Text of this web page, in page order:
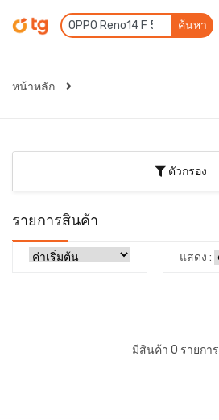
ค้นหา
หน้าหลัก
ตัวกรอง
รายการสินค้า
แสดง :
มีสินค้า 0 รายการ